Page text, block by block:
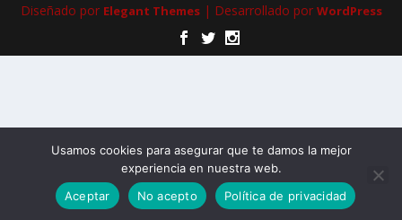
Diseñado por Elegant Themes| Desarrollado por WordPress
Usamos cookies para asegurar que te damos la mejor
experiencia en nuestra web.
Aceptar
No acepto Política de privacidad